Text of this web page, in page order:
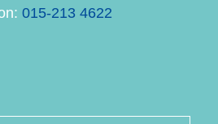
015-213 4622